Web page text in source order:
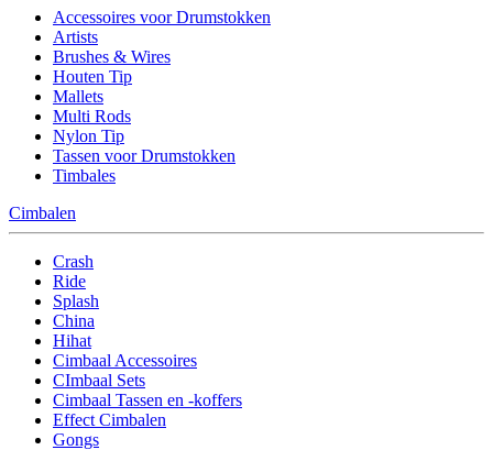
Accessoires voor Drumstokken
Artists
Brushes & Wires
Houten Tip
Mallets
Multi Rods
Nylon Tip
Tassen voor Drumstokken
Timbales
Cimbalen
Crash
Ride
Splash
China
Hihat
Cimbaal Accessoires
CImbaal Sets
Cimbaal Tassen en -koffers
Effect Cimbalen
Gongs